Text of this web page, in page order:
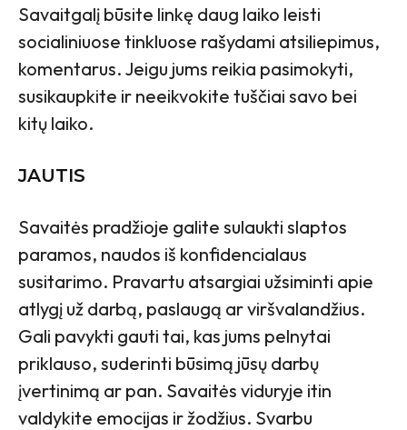
Savaitgalį būsite linkę daug laiko leisti
socialiniuose tinkluose rašydami atsiliepimus,
komentarus. Jeigu jums reikia pasimokyti,
susikaupkite ir neeikvokite tuščiai savo bei
kitų laiko.
JAUTIS
Savaitės pradžioje galite sulaukti slaptos
paramos, naudos iš konfidencialaus
susitarimo. Pravartu atsargiai užsiminti apie
atlygį už darbą, paslaugą ar viršvalandžius.
Gali pavykti gauti tai, kas jums pelnytai
priklauso, suderinti būsimą jūsų darbų
įvertinimą ar pan. Savaitės viduryje itin
valdykite emocijas ir žodžius. Svarbu